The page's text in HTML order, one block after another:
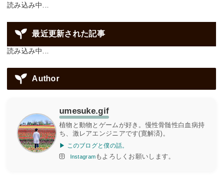
読み込み中...
最近更新された記事
読み込み中...
Author
umesuke.gif
植物と動物とゲームが好き。慢性骨髄性白血病持
ち、激レアエンジニアです(寛解済)。
▶ このブログと僕の話。
Instagramもよろしくお願いします。